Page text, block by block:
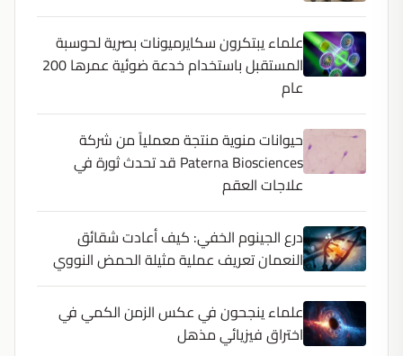
علماء يبتكرون سكايرميونات بصرية لحوسبة
المستقبل باستخدام خدعة ضوئية عمرها 200
عام
حيوانات منوية منتجة معملياً من شركة
Paterna Biosciences قد تحدث ثورة في
علاجات العقم
درع الجينوم الخفي: كيف أعادت شقائق
النعمان تعريف عملية مثيلة الحمض النووي
علماء ينجحون في عكس الزمن الكمي في
اختراق فيزيائي مذهل